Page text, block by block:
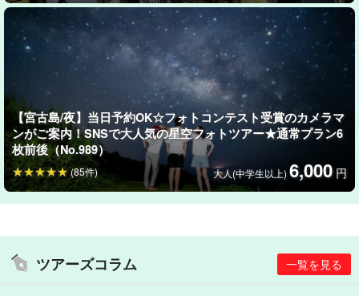
フライパンを使って黒糖蜜を煮詰めて黒糖を作っていきます。
具材をミックスして、オリジナルの黒糖を作ることができます。
【宮古島/夜】当日予約OK☆フォトコンテスト受賞のカメラマ
ンがご案内！SNSで大人気の星空フォトツアー★通常プラン6
枚前後（No.989）
大人(中学生以上) 6,000 円
(85件)
ツアーズコラム 一覧を見る